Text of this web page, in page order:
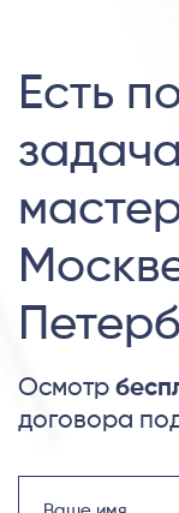
Есть
Осмотр
договора